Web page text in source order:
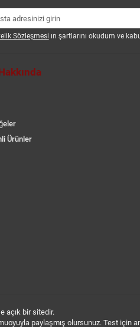
Sözleşmesi ın şartlarını okudum ve
Ürünler
açık bir sitedir.
paylaşmış olursunuz. Test için